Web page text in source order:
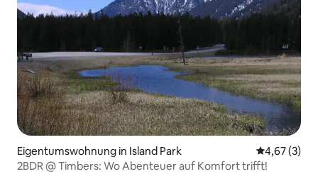
Eigentumswohnung in Island Park
4,67 (3)
2BDR @ Timbers: Wo Abenteuer auf Komfort trifft!